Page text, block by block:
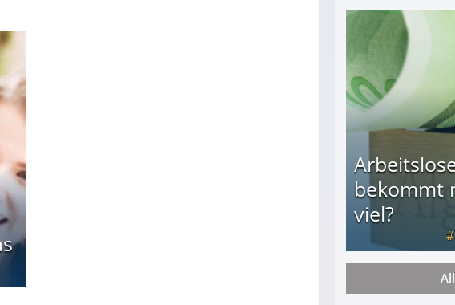
bekommt
viel?
Arbeitslosengeld: Wofür bekommt man es und wie viel?